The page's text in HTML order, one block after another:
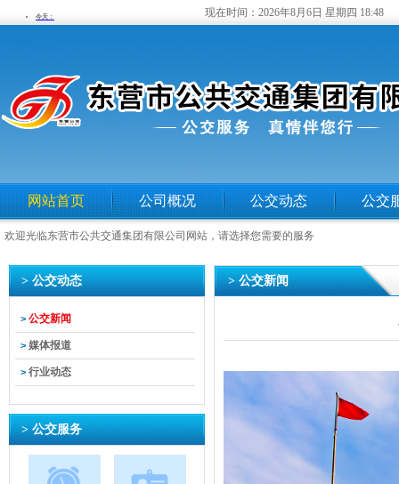
现在时间： 2026年8月6日 星期四 18:48
网站首页 公司概况 公交动态 公交
欢迎光临东营市公共交通集团有限公司网站，请选择您需要的服务
> 公交动态
> 公交新闻
> 媒体报道
> 行业动态
> 公交服务
> 公交新闻